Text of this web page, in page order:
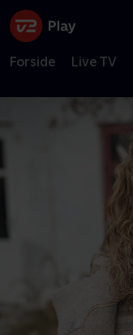
Forside Live TV